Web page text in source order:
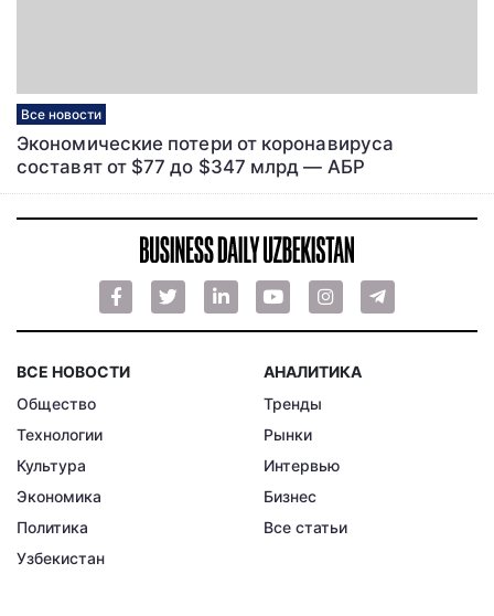
Все новости
Экономические потери от коронавируса
составят от $77 до $347 млрд — АБР
ВСЕ НОВОСТИ
Общество
Технологии
Культура
Экономика
Политика
Узбекистан
АНАЛИТИКА
Тренды
Рынки
Интервью
Бизнес
Все статьи